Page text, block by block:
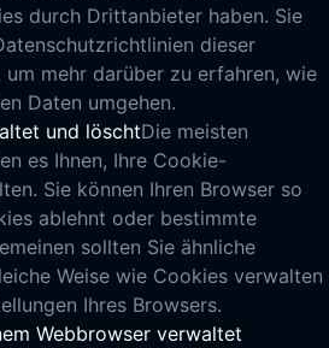
durch Drittanbieter haben. Sie
dieser
um mehr darüber zu erfahren, wie
Daten umgehen.
und löschtDie meisten
es Ihnen, Ihre Cookie-
Sie können Ihren Browser so
ablehnt oder bestimmte
sollten Sie ähnliche
Weise wie Cookies verwalten
Ihres Browsers.
Webbrowser verwaltet